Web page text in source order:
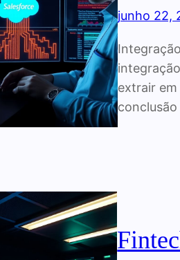
junho 22,
extrair em